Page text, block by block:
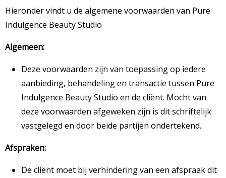
Hieronder vindt u de algemene voorwaarden van Pure
Indulgence Beauty Studio
Algemeen:
Deze voorwaarden zijn van toepassing op iedere
aanbieding, behandeling en transactie tussen Pure
Indulgence Beauty Studio en de cliënt. Mocht van
deze voorwaarden afgeweken zijn is dit schriftelijk
vastgelegd en door beide partijen ondertekend.
Afspraken:
De cliënt moet bij verhindering van een afspraak dit